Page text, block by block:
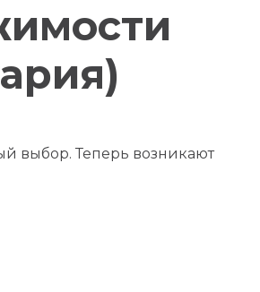
выбор. Теперь возникают